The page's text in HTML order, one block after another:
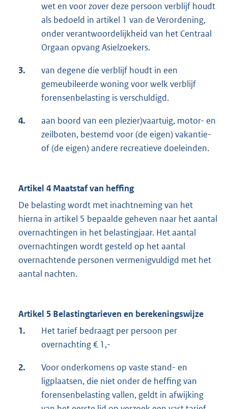
wet en voor zover deze persoon verblijf houdt
als bedoeld in artikel 1 van de Verordening,
onder verantwoordelijkheid van het Centraal
Orgaan opvang Asielzoekers.
3.
van degene die verblijf houdt in een
gemeubileerde woning voor welk verblijf
forensenbelasting is verschuldigd.
4.
aan boord van een plezier)vaartuig, motor- en
zeilboten, bestemd voor (de eigen) vakantie-
of (de eigen) andere recreatieve doeleinden.
Artikel 4 Maatstaf van heffing
De belasting wordt met inachtneming van het
hierna in artikel 5 bepaalde geheven naar het aantal
overnachtingen in het belastingjaar. Het aantal
overnachtingen wordt gesteld op het aantal
overnachtende personen vermenigvuldigd met het
aantal nachten.
Artikel 5 Belastingtarieven en berekeningswijze
1.
Het tarief bedraagt per persoon per
overnachting € 1,-
2.
Voor onderkomens op vaste stand- en
ligplaatsen, die niet onder de heffing van
forensenbelasting vallen, geldt in afwijking